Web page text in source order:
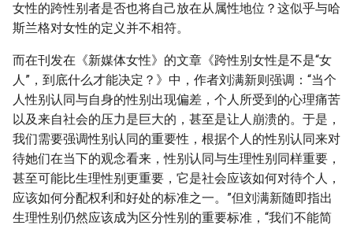
女性的跨性别者是否也将自己放在从属性地位？这似乎与哈
斯兰格对女性的定义并不相符。
而在刊发在《新媒体女性》的文章《跨性别女性是不是“女
人”，到底什么才能决定？》中，作者刘满新则强调：“当个
人性别认同与自身的性别出现偏差，个人所受到的心理痛苦
以及来自社会的压力是巨大的，甚至是让人崩溃的。于是，
我们需要强调性别认同的重要性，根据个人的性别认同来对
待她们在当下的观念看来，性别认同与生理性别同样重要，
甚至可能比生理性别更重要，它是社会应该如何对待个人，
应该如何分配权利和好处的标准之一。”但刘满新随即指出
生理性别仍然应该成为区分性别的重要标准，“我们不能简